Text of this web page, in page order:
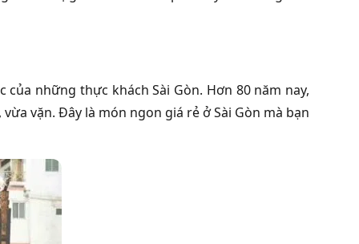
những thực khách Sài Gòn. Hơn 80 năm nay,
vặn. Đây là món ngon giá rẻ ở Sài Gòn mà bạn